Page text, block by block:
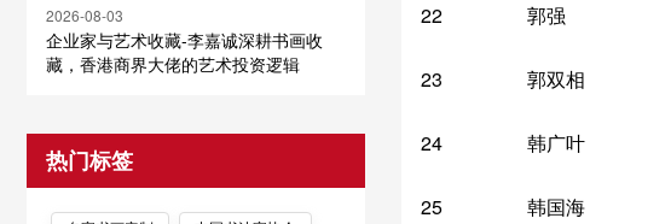
2026-08-03
企业家与艺术收藏-李嘉诚深耕书画收
藏，香港商界大佬的艺术投资逻辑
热门标签
22 郭强
23 郭双相
24 韩广叶
25 韩国海